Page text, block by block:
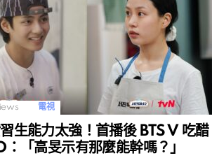
電視
生能力太強！首播後 BTS V 吃醋
：「高旻示有那麼能幹嗎？」